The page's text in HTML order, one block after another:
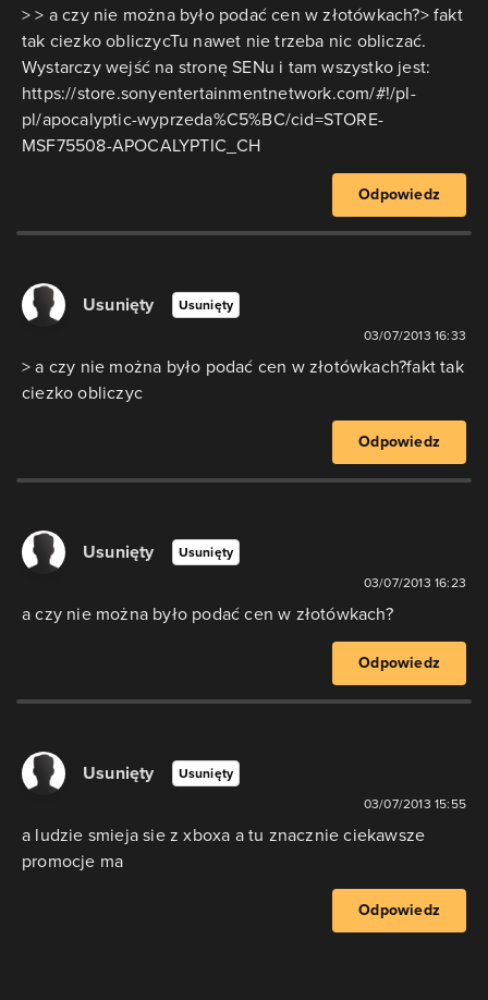
> > a czy nie można było podać cen w złotówkach?> fakt
tak ciezko obliczycTu nawet nie trzeba nic obliczać.
Wystarczy wejść na stronę SENu i tam wszystko jest:
https://store.sonyentertainmentnetwork.com/#!/pl-
pl/apocalyptic-wyprzeda%C5%BC/cid=STORE-
MSF75508-APOCALYPTIC_CH
Odpowiedz
Usunięty Usunięty
03/07/2013 16:33
> a czy nie można było podać cen w złotówkach?fakt tak
ciezko obliczyc
Odpowiedz
Usunięty Usunięty
03/07/2013 16:23
a czy nie można było podać cen w złotówkach?
Odpowiedz
Usunięty Usunięty
03/07/2013 15:55
a ludzie smieja sie z xboxa a tu znacznie ciekawsze
promocje ma
Odpowiedz